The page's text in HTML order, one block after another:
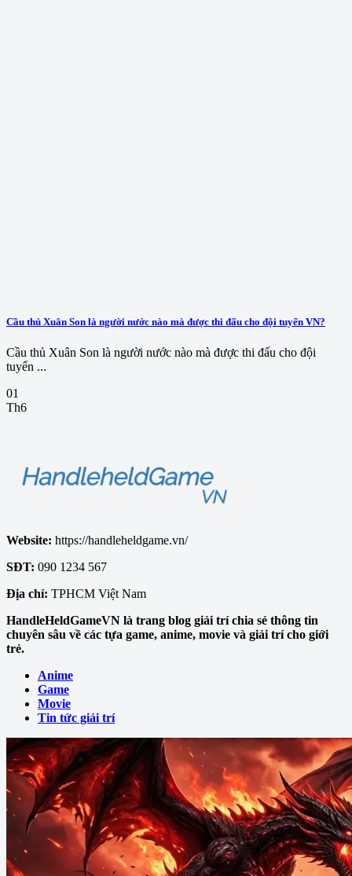
Cầu thủ Xuân Son là người nước nào mà được thi đấu cho đội tuyển VN?
Cầu thủ Xuân Son là người nước nào mà được thi đấu cho đội
tuyển ...
01
Th6
Website: https://handleheldgame.vn/
SĐT: 090 1234 567
Địa chỉ: TPHCM Việt Nam
HandleHeldGameVN là trang blog giải trí chia sẻ thông tin
chuyên sâu về các tựa game, anime, movie và giải trí cho giới
trẻ.
Anime
Game
Movie
Tin tức giải trí